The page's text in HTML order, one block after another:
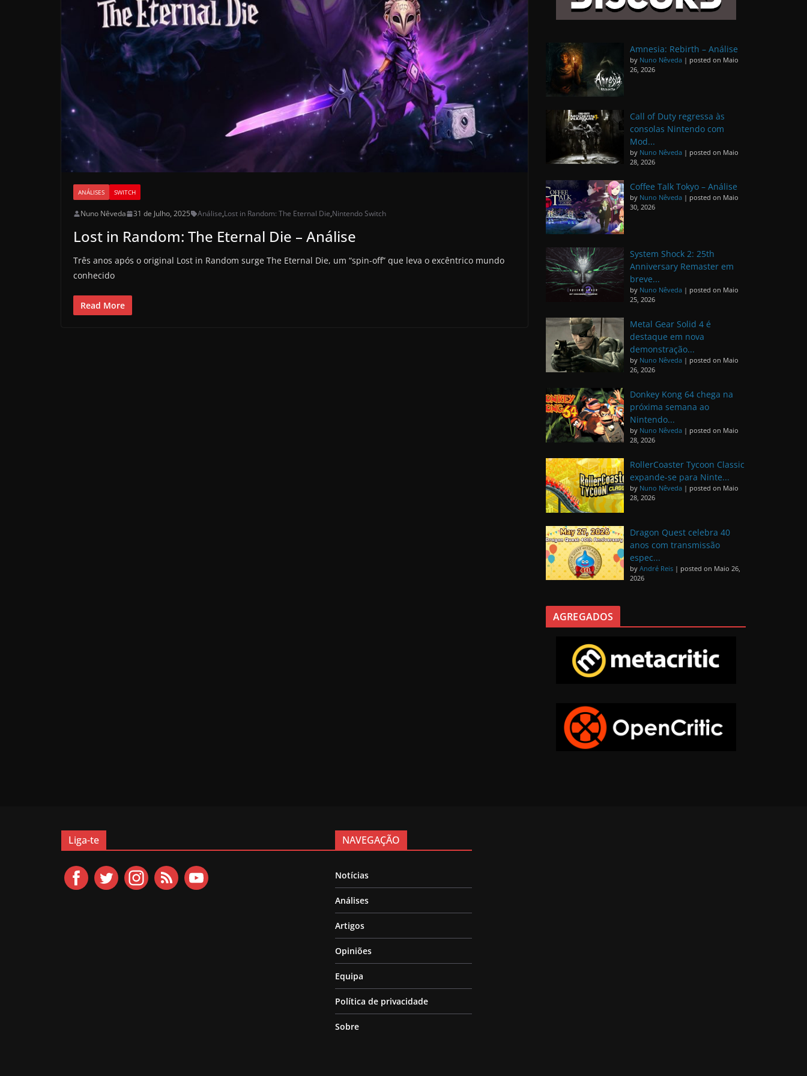
ANÁLISES SWITCH
Nuno Nêveda 31 de Julho, 2025 Análise,Lost in Random: The Eternal Die,Nintendo Switch
Lost in Random: The Eternal Die – Análise
Três anos após o original Lost in Random surge The Eternal Die, um “spin-off” que leva o excêntrico mundo
conhecido
Read More
Amnesia: Rebirth – Análise
by Nuno Nêveda | posted on Maio
26, 2026
Call of Duty regressa às
consolas Nintendo com
Mod...
by Nuno Nêveda | posted on Maio
28, 2026
Coffee Talk Tokyo – Análise
by Nuno Nêveda | posted on Maio
30, 2026
System Shock 2: 25th
Anniversary Remaster em
breve...
by Nuno Nêveda | posted on Maio
25, 2026
Metal Gear Solid 4 é
destaque em nova
demonstração...
by Nuno Nêveda | posted on Maio
26, 2026
Donkey Kong 64 chega na
próxima semana ao
Nintendo...
by Nuno Nêveda | posted on Maio
28, 2026
RollerCoaster Tycoon Classic
expande-se para Ninte...
by Nuno Nêveda | posted on Maio
28, 2026
Dragon Quest celebra 40
anos com transmissão
espec...
by André Reis | posted on Maio 26,
2026
AGREGADOS
Liga-te NAVEGAÇÃO
Notícias
Análises
Artigos
Opiniões
Equipa
Política de privacidade
Sobre